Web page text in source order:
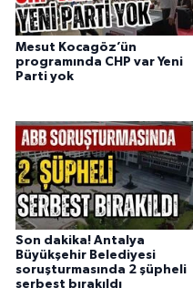
Mesut Kocagöz’ün
programında CHP var Yeni
Parti yok
Son dakika! Antalya
Büyükşehir Belediyesi
soruşturmasında 2 şüpheli
serbest bırakıldı